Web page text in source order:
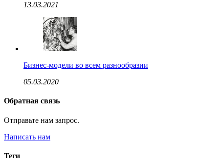
13.03.2021
Бизнес-модели во всем разнообразии
05.03.2020
Обратная связь
Отправьте нам запрос.
Написать нам
Теги